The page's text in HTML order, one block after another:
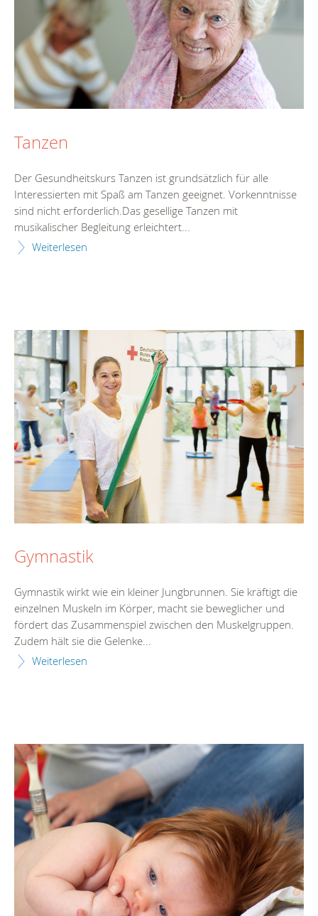
Tanzen
Der Gesundheitskurs Tanzen ist grundsätzlich für alle
Interessierten mit Spaß am Tanzen geeignet. Vorkenntnisse
sind nicht erforderlich.Das gesellige Tanzen mit
musikalischer Begleitung erleichtert...
Weiterlesen
Gymnastik
Gymnastik wirkt wie ein kleiner Jungbrunnen. Sie kräftigt die
einzelnen Muskeln im Körper, macht sie beweglicher und
fördert das Zusammenspiel zwischen den Muskelgruppen.
Zudem hält sie die Gelenke...
Weiterlesen